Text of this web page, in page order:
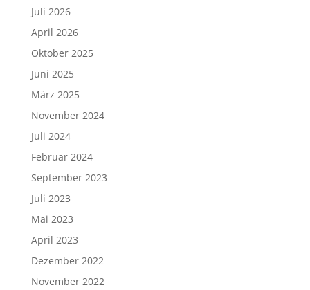
Juli 2026
April 2026
Oktober 2025
Juni 2025
März 2025
November 2024
Juli 2024
Februar 2024
September 2023
Juli 2023
Mai 2023
April 2023
Dezember 2022
November 2022